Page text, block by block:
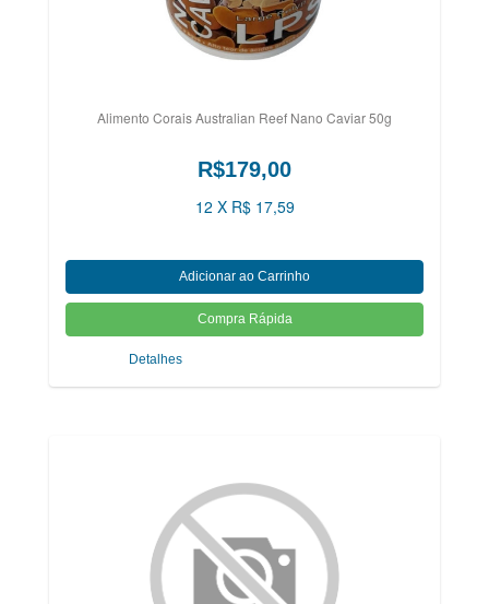
Alimento Corais Australian Reef Nano Caviar 50g
R$179,00
12 X R$ 17,59
Detalhes